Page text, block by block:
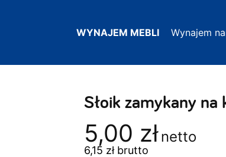
WYNAJEM MEBLI Wynajem
Słoik zamykany
5,00 zł netto
6,15 złbrutto